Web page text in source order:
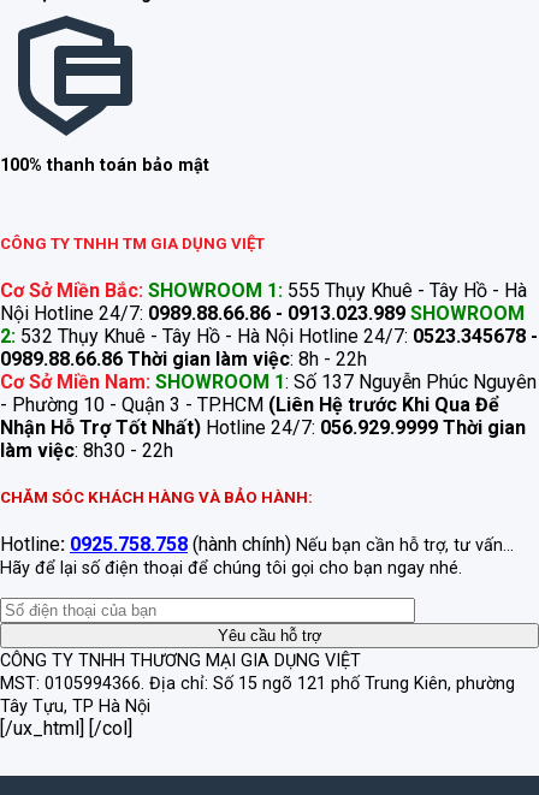
100% thanh toán bảo mật
CÔNG TY TNHH TM GIA DỤNG VIỆT
Cơ Sở Miền Bắc: SHOWROOM 1: 555 Thụy Khuê - Tây Hồ - Hà
Nội Hotline 24/7: 0989.88.66.86 - 0913.023.989 SHOWROOM
2: 532 Thụy Khuê - Tây Hồ - Hà Nội Hotline 24/7: 0523.345678 -
0989.88.66.86 Thời gian làm việc: 8h - 22h
Cơ Sở Miền Nam: SHOWROOM 1: Số 137 Nguyễn Phúc Nguyên
- Phường 10 - Quận 3 - TP.HCM (Liên Hệ trước Khi Qua Để
Nhận Hỗ Trợ Tốt Nhất) Hotline 24/7: 056.929.9999 Thời gian
làm việc: 8h30 - 22h
CHĂM SÓC KHÁCH HÀNG VÀ BẢO HÀNH:
Hotline: 0925.758.758 (hành chính) Nếu bạn cần hỗ trợ, tư vấn...
Hãy để lại số điện thoại để chúng tôi gọi cho bạn ngay nhé.
CÔNG TY TNHH THƯƠNG MẠI GIA DỤNG VIỆT
MST: 0105994366. Địa chỉ: Số 15 ngõ 121 phố Trung Kiên, phường
Tây Tựu, TP Hà Nội
[/ux_html] [/col]